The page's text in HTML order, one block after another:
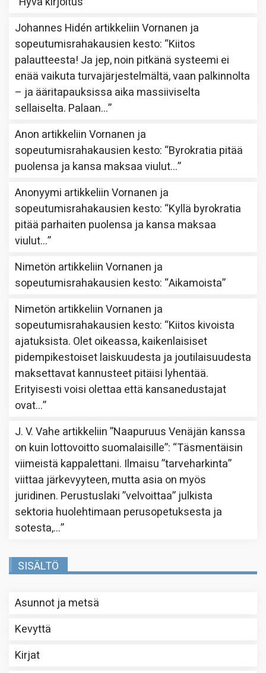
Johannes Hidén artikkeliinVornanen ja
sopeutumisrahakausien kesto: “Kiitos
palautteesta! Ja jep, noin pitkänä systeemi ei
enää vaikuta turvajärjestelmältä, vaan palkinnolta
– ja ääritapauksissa aika massiiviselta
sellaiselta. Palaan…”
Anon artikkeliinVornanen ja
sopeutumisrahakausien kesto: “Byrokratia pitää
puolensa ja kansa maksaa viulut…”
Anonyymi artikkeliinVornanen ja
sopeutumisrahakausien kesto: “Kyllä byrokratia
pitää parhaiten puolensa ja kansa maksaa
viulut…”
Nimetön artikkeliinVornanen ja
sopeutumisrahakausien kesto: “Aikamoista”
Nimetön artikkeliinVornanen ja
sopeutumisrahakausien kesto: “Kiitos kivoista
ajatuksista. Olet oikeassa, kaikenlaisiset
pidempikestoiset laiskuudesta ja joutilaisuudesta
maksettavat kannusteet pitäisi lyhentää.
Erityisesti voisi olettaa että kansanedustajat
ovat…”
J. V. Vahe artikkeliin”Naapuruus Venäjän kanssa
on kuin lottovoitto suomalaisille”: “Täsmentäisin
viimeistä kappalettani. Ilmaisu ”tarveharkinta”
viittaa järkevyyteen, mutta asia on myös
juridinen. Perustuslaki ”velvoittaa” julkista
sektoria huolehtimaan perusopetuksesta ja
sotesta,…”
SISÄLTÖ
Asunnot ja metsä
Kevyttä
Kirjat